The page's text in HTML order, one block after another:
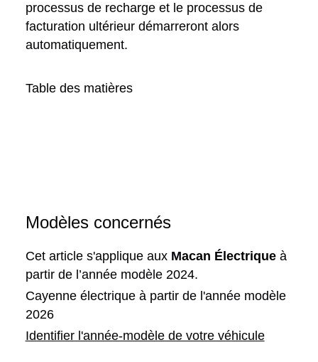
processus de recharge et le processus de
facturation ultérieur démarreront alors
automatiquement.
Table des matières
Modèles concernés
Cet article s'applique aux Macan Électriqueà
partir de l’année modèle 2024.
Cayenne électrique à partir de l'année modèle
2026
Identifier l'année-modèle de votre véhicule